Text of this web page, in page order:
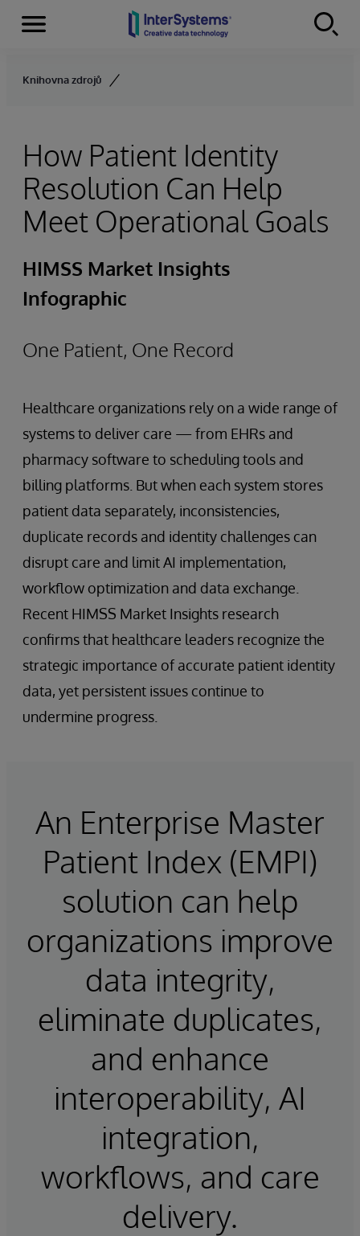
Skip to content
Menu
Knihovna zdrojů
How Patient Identity
Resolution Can Help
Meet Operational Goals
HIMSS Market Insights
Infographic
One Patient, One Record
Healthcare organizations rely on a wide range of
systems to deliver care — from EHRs and
pharmacy software to scheduling tools and
billing platforms. But when each system stores
patient data separately, inconsistencies,
duplicate records and identity challenges can
disrupt care and limit AI implementation,
workflow optimization and data exchange.
Recent HIMSS Market Insights research
confirms that healthcare leaders recognize the
strategic importance of accurate patient identity
data, yet persistent issues continue to
undermine progress.
An Enterprise Master
Patient Index (EMPI)
solution can help
organizations improve
data integrity,
eliminate duplicates,
and enhance
interoperability, AI
integration,
workflows, and care
delivery.